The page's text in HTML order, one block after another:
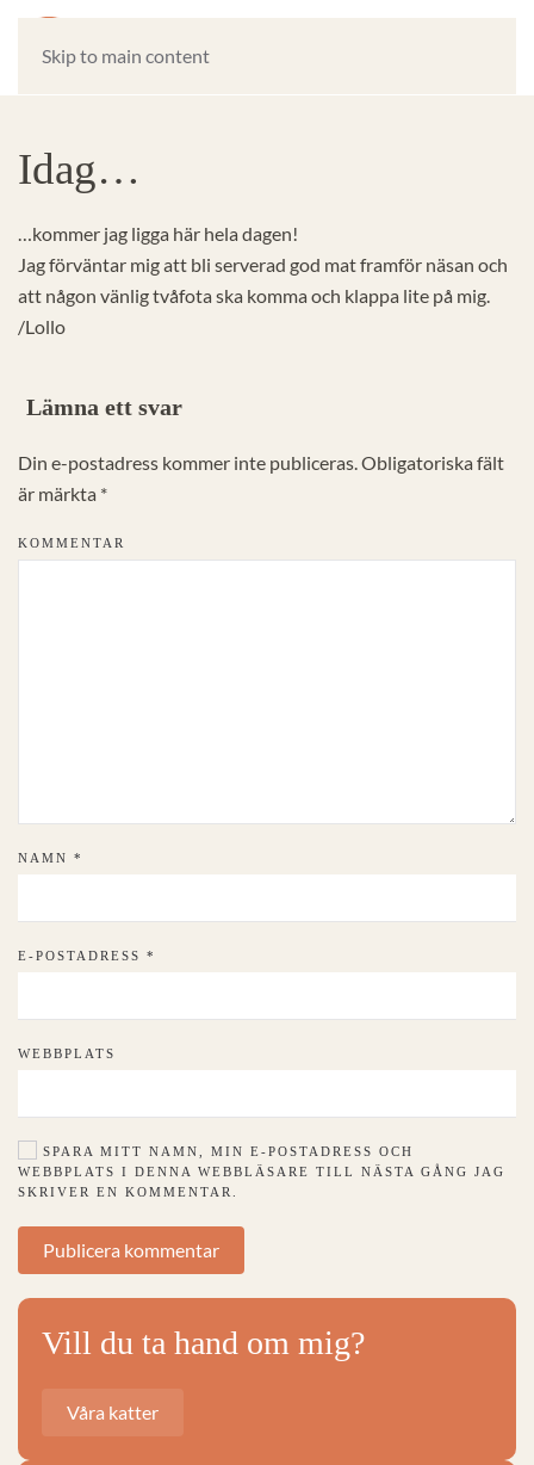
Skip to main content
Idag…
…kommer jag ligga här hela dagen!
Jag förväntar mig att bli serverad god mat framför näsan och
att någon vänlig tvåfota ska komma och klappa lite på mig.
/Lollo
Lämna ett svar
Din e-postadress kommer inte publiceras. Obligatoriska fält
är märkta *
KOMMENTAR
NAMN *
E-POSTADRESS *
WEBBPLATS
SPARA MITT NAMN, MIN E-POSTADRESS OCH
WEBBPLATS I DENNA WEBBLÄSARE TILL NÄSTA GÅNG JAG
SKRIVER EN KOMMENTAR.
Publicera kommentar
Vill du ta hand om mig?
Våra katter